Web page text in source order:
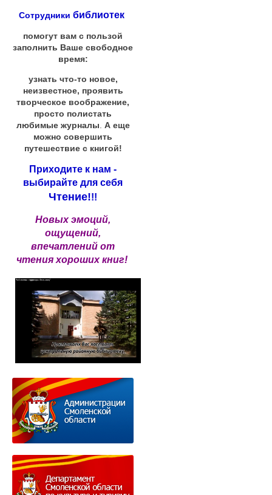
Сотрудники библиотек
помогут вам с пользой
заполнить Ваше свободное
время:
узнать что-то новое,
неизвестное, проявить
творческое воображение,
просто полистать
любимые журналы А еще
можно совершить
путешествие с книгой!
Приходите к нам -
выбирайте для себя
Чтение!!!
Новых эмоций,
ощущений,
впечатлений от
чтения хороших книг!